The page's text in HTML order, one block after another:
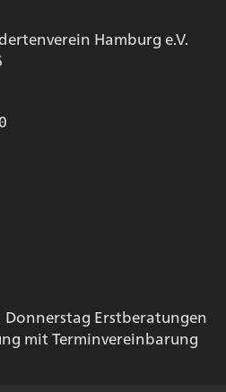
Hamburg e.V.
Erstberatungen
mit Terminvereinbarung